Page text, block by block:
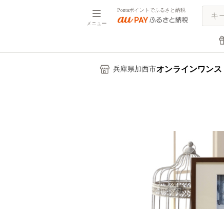
メニュー
Pontaポイントでふるさと納税
兵庫県加西市オンラインワン